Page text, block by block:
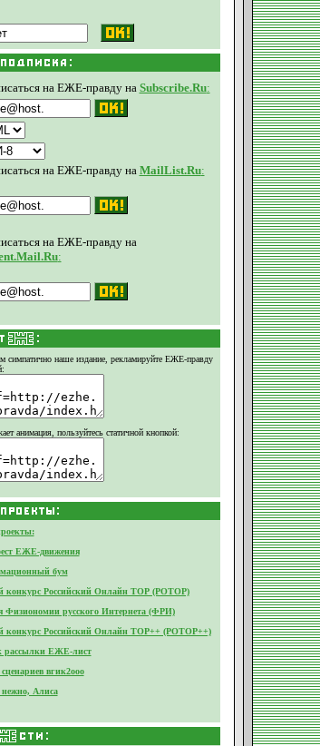
на ЕЖЕ-правду на Subscribe.Ru:
на ЕЖЕ-правду на MailList.Ru:
на ЕЖЕ-правду на
:
симпатично наше издание, рекламируйте ЕЖЕ-правду
анимация, пользуйтесь статичной кнопкой:
ЕЖЕ-движения
бум
конкурс Российский Онлайн ТОР (РОТОР)
Физиономии русского Интернета (ФРИ)
конкурс Российский Онлайн ТОР++ (РОТОР++)
рассылки ЕЖЕ-лист
вгик2ооо
Алиса